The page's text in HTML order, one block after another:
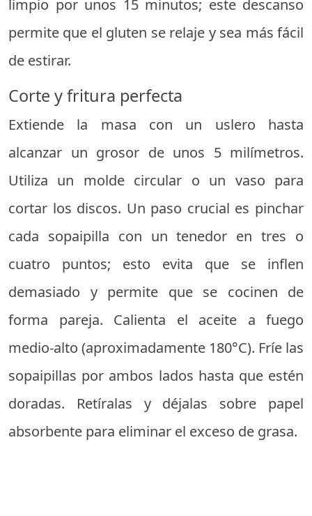
limpio por unos 15 minutos; este descanso
permite que el gluten se relaje y sea más fácil
de estirar.
Corte y fritura perfecta
Extiende la masa con un uslero hasta
alcanzar un grosor de unos 5 milímetros.
Utiliza un molde circular o un vaso para
cortar los discos. Un paso crucial es pinchar
cada sopaipilla con un tenedor en tres o
cuatro puntos; esto evita que se inflen
demasiado y permite que se cocinen de
forma pareja. Calienta el aceite a fuego
medio-alto (aproximadamente 180°C). Fríe las
sopaipillas por ambos lados hasta que estén
doradas. Retíralas y déjalas sobre papel
absorbente para eliminar el exceso de grasa.